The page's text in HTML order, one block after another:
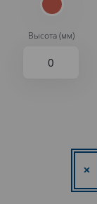
Высота (мм)